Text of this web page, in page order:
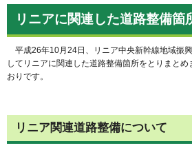
リニアに関連した道路整備箇
平成26年10月24日、リニア中央新幹線地域振
してリニアに関連した道路整備箇所をとりまとめ
おりです。
リニア関連道路整備について